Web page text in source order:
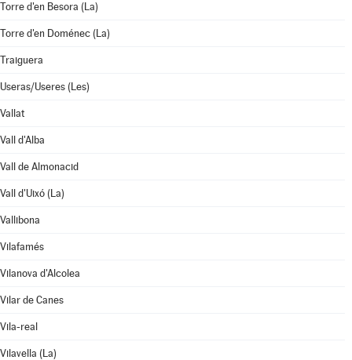
Torre d'en Besora (La)
Torre d'en Doménec (La)
Traiguera
Useras/Useres (Les)
Vallat
Vall d'Alba
Vall de Almonacid
Vall d'Uixó (La)
Vallibona
Vilafamés
Vilanova d'Alcolea
Vilar de Canes
Vila-real
Vilavella (La)